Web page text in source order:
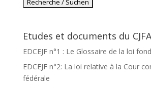
Etudes et documents du CJFA
EDCEJF n°1 : Le Glossaire de la loi
EDCEJF n°2: La loi relative à la Cour
fédérale